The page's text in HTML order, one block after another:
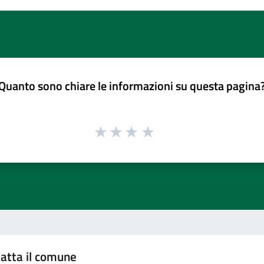
sono chiare le informazioni su questa
il comune